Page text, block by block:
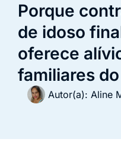
Porque
de idoso
oferece
familiares
Autor(a): Aline